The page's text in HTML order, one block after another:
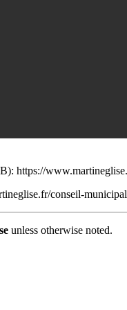
https://
conseil-
unless otherwise noted.